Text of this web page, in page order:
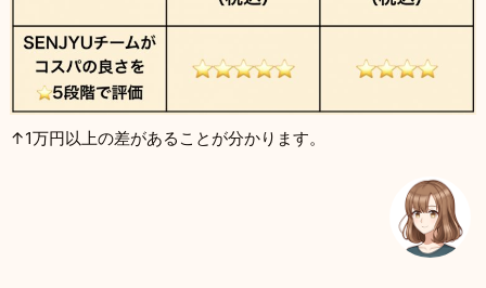
↑1万円以上の差があることが分かります。